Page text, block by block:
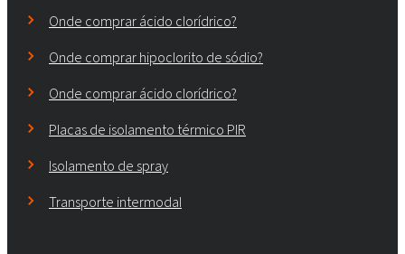
Onde comprar ácido clorídrico?
Onde comprar hipoclorito de sódio?
Onde comprar ácido clorídrico?
Placas de isolamento térmico PIR
Isolamento de spray
Transporte intermodal